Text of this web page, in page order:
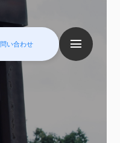
い合わせ